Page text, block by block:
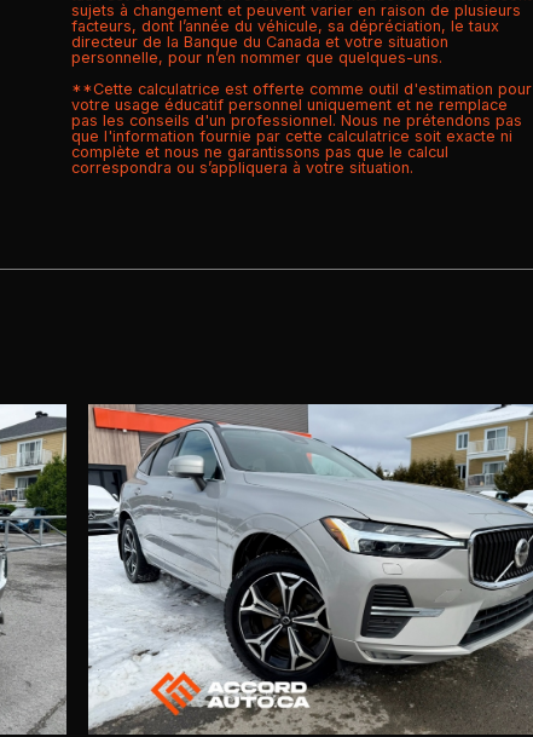
sujets à changement et peuvent varier en raison de plusieurs
facteurs, dont l’année du véhicule, sa dépréciation, le taux
directeur de la Banque du Canada et votre situation
personnelle, pour n’en nommer que quelques-uns.
**Cette calculatrice est offerte comme outil d'estimation pour
votre usage éducatif personnel uniquement et ne remplace
pas les conseils d'un professionnel. Nous ne prétendons pas
que l'information fournie par cette calculatrice soit exacte ni
complète et nous ne garantissons pas que le calcul
correspondra ou s’appliquera à votre situation.